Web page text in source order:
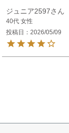
ジュニア2597
40代 女性
投稿日
2026/05/09